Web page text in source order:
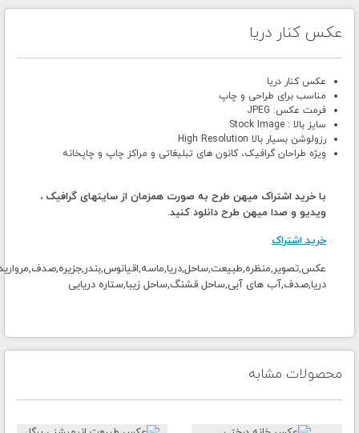
عکس کنار دریا
عکس کنار دریا
مناسب برای طراحی و چاپ
فرمت عکس: JPEG
سایز بالا : Stock Image
رزولوشن بسیار بالا High Resolution
ویژه طراحان گرافیک، کانون های تبلیغاتی و مراکز چاپ و چاپخانه
با خرید اشتراک میهن طرح به صورت همزمان از سایتهای گرافیک ،
ویدیو و صدا میهن طرح دانلود کنید.
خرید اشتراک
دریا,صدف,آب های آبی,ساحل قشنگ,ساحل زیبا,ستاره دریایی
محصولات مشابه